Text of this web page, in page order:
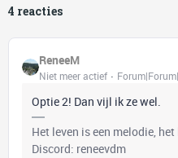
4 reacties
ReneeM
Niet meer actief
Optie 2! Dan vijl ik ze wel.
Het leven is een melodie,
Discord: reneevdm